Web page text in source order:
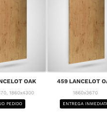
OAK
1860x4300
PEDIDO
459 LANCELOT
1860x3670
ENTREGA